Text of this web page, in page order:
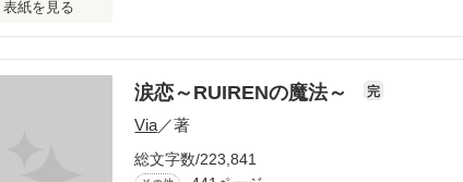
表紙を見る
作品を読むのに役立てばと思います
涙恋～RUIRENの魔法～ 完
Via／著
総文字数/223,841